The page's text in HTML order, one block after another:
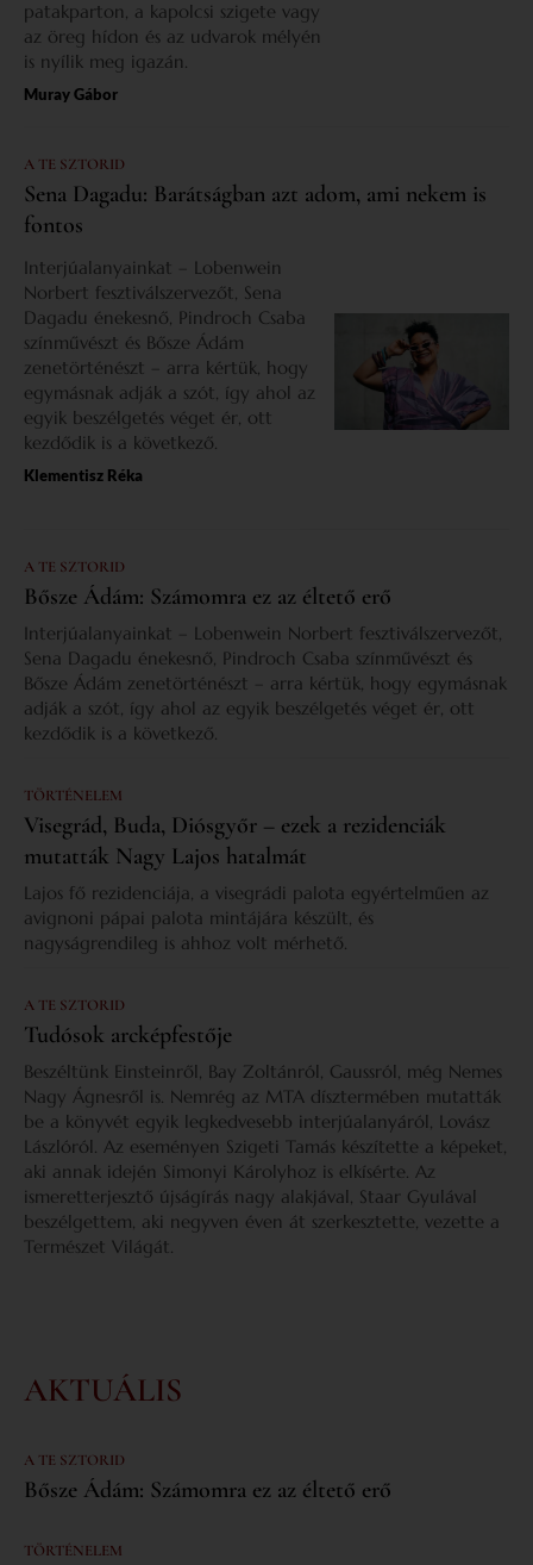
patakparton, a kapolcsi szigete vagy
az öreg hídon és az udvarok mélyén
is nyílik meg igazán.
Muray Gábor
A TE SZTORID
Sena Dagadu: Barátságban azt adom, ami nekem is
fontos
Interjúalanyainkat – Lobenwein
Norbert fesztiválszervezőt, Sena
Dagadu énekesnő, Pindroch Csaba
színművészt és Bősze Ádám
zenetörténészt – arra kértük, hogy
egymásnak adják a szót, így ahol az
egyik beszélgetés véget ér, ott
kezdődik is a következő.
Klementisz Réka
A TE SZTORID
Bősze Ádám: Számomra ez az éltető erő
Interjúalanyainkat – Lobenwein Norbert fesztiválszervezőt,
Sena Dagadu énekesnő, Pindroch Csaba színművészt és
Bősze Ádám zenetörténészt – arra kértük, hogy egymásnak
adják a szót, így ahol az egyik beszélgetés véget ér, ott
kezdődik is a következő.
TÖRTÉNELEM
Visegrád, Buda, Diósgyőr – ezek a rezidenciák
mutatták Nagy Lajos hatalmát
Lajos fő rezidenciája, a visegrádi palota egyértelműen az
avignoni pápai palota mintájára készült, és
nagyságrendileg is ahhoz volt mérhető.
A TE SZTORID
Tudósok arcképfestője
Beszéltünk Einsteinről, Bay Zoltánról, Gaussról, még Nemes
Nagy Ágnesről is. Nemrég az MTA dísztermében mutatták
be a könyvét egyik legkedvesebb interjúalanyáról, Lovász
Lászlóról. Az eseményen Szigeti Tamás készítette a képeket,
aki annak idején Simonyi Károlyhoz is elkísérte. Az
ismeretterjesztő újságírás nagy alakjával, Staar Gyulával
beszélgettem, aki negyven éven át szerkesztette, vezette a
Természet Világát.
AKTUÁLIS
A TE SZTORID
Bősze Ádám: Számomra ez az éltető erő
TÖRTÉNELEM